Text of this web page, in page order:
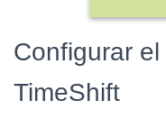
Configurar
TimeShift